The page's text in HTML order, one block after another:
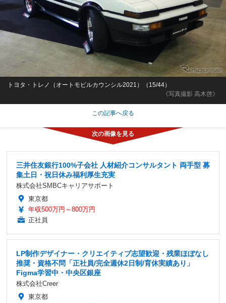
《写真撮影 高木啓》
トヨタ・トレノ（オートモビルカウンシル2021）（15/44）
この記事へ戻る
三井住友銀行100%子会社 人材紹介コンサルタント 両手型 募
集土日・祝日休み福利厚生充実
株式会社SMBCキャリアサポート
東京都
年収500万円～800万円
正社員
LP制作デザイナー・クリエイティブ志望歓迎・残業ほぼなし
推奨・資格不問「正社員/完全週休2日制/育休実績あり」
Figma学習中・中央区銀座
株式会社Creer
東京都